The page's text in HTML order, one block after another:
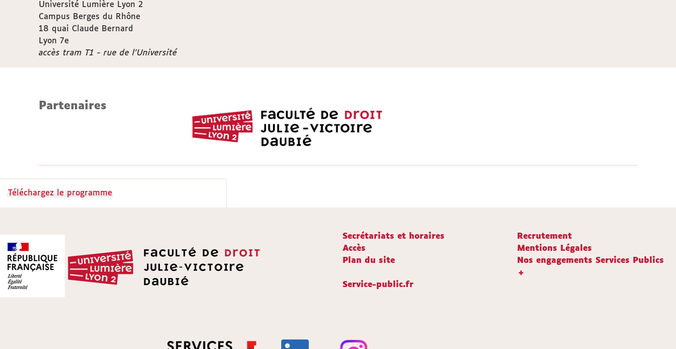
Université Lumière Lyon 2
Campus Berges du Rhône
18 quai Claude Bernard
Lyon 7e
accès tram T1 - rue de l'Université
Partenaires
Téléchargez le programme
Secrétariats et horaires
Recrutement
Accès
Mentions Légales
Plan du site
Nos engagements Services Publics
+
Service-public.fr